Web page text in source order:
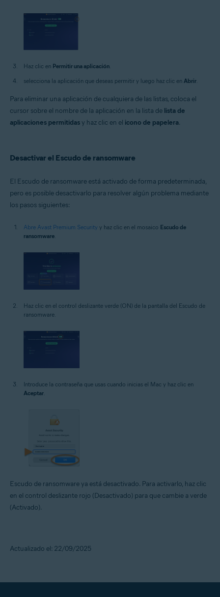
Haz clic en Permitir una aplicación
selecciona la aplicación que deseas permitir y luego haz clic en Abrir
Para eliminar una aplicación de cualquiera de las listas, coloca el
cursor sobre el nombre de la aplicación en la lista de lista de
aplicaciones permitidasy haz clic en el icono de papelera.
Desactivar el Escudo de ransomware
El Escudo de ransomware está activado de forma predeterminada,
pero es posible desactivarlo para resolver algún problema mediante
los pasos siguientes:
Abre Avast Premium Security y haz clic en el mosaico Escudo de
ransomware
Haz clic en el control deslizante verde (ON) de la pantalla del Escudo de
ransomware.
Introduce la contraseña que usas cuando inicias el Mac y haz clic en
Aceptar
Escudo de ransomware ya está desactivado. Para activarlo, haz clic
en el control deslizante rojo (Desactivado) para que cambie a verde
(Activado).
Actualizado el: 22/09/2025